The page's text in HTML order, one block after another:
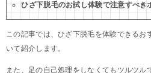
ひざ下脱毛のお試し体験で注意すべき
この記事では、ひざ下脱毛を体験できるお
いて紹介します。
また、足の自己処理をしなくてもツルツル